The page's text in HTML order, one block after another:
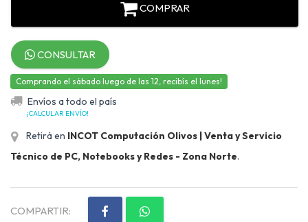
COMPRAR
CONSULTAR
Comprando el sábado luego de las 12, recibís el lunes!
Envíos a todo el país
¡CALCULAR ENVÍO!
Retirá en INCOT Computación Olivos | Venta y Servicio
Técnico de PC, Notebooks y Redes - Zona Norte.
COMPARTIR: